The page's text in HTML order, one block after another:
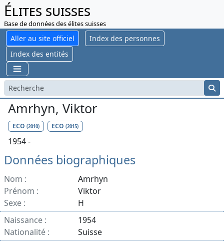
Élites suisses
Base de données des élites suisses
Aller au site officiel
Index des personnes
Index des entités
Amrhyn, Viktor
ECO (2010) ECO(2015)
1954 -
Données biographiques
Nom :
Amrhyn
Prénom :
Viktor
Sexe :
H
Naissance :
1954
Nationalité :
Suisse